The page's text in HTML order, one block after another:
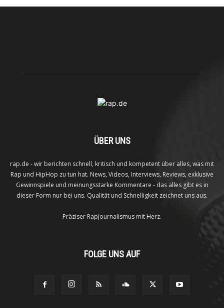
ÜBER UNS
rap.de - wir berichten schnell, kritisch und kompetent über alles, was mit
Rap und HipHop zu tun hat. News, Videos, Interviews, Reviews, exklusive
Gewinnspiele und meinungsstarke Kommentare - das alles gibt es in
dieser Form nur bei uns. Qualität und Schnelligkeit zeichnet uns aus.
Präziser Rapjournalismus mit Herz.
FOLGE UNS AUF